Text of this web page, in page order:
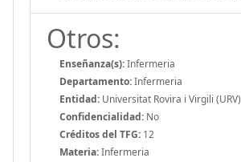
Otros:
Enseñanza(s):Infermeria
Departamento:Infermeria
Entidad: Universitat Rovira i Virgili (URV)
Confidencialidad: No
Créditos del TFG: 12
Materia:Infermeria